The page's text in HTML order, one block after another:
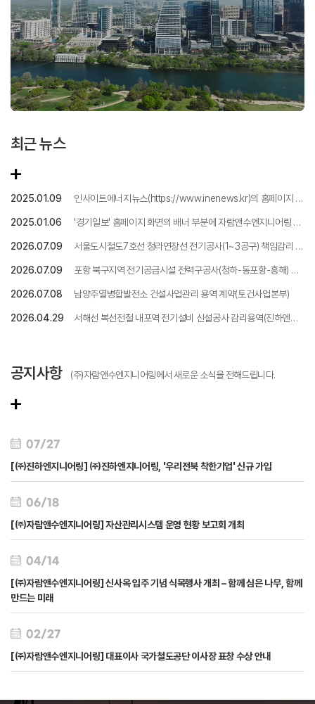
최근 뉴스
2025.01.09
인사이트에너지뉴스(https://www.inenews.kr)의 홈페이지 우
2025.01.06
'경기일보' 홈페이지 화면의 배너 부분에 자람앤수엔지니어링 광
2026.07.09
서울도시철도7호선 청라연장선 전기공사(1~3공구) 책임감리 용
2026.07.09
포항 북구지역 전기공급시설 전력구공사(청하-동포항-흥해) 건
2026.07.08
남양주열병합발전소 건설사업관리 용역 계약(토건사업본부)
2026.04.29
서해선 복선전철 내포역 전기설비 신설공사 감리용역(진하엔지
공지사항 (주)자람앤수엔지니어링에서 새로운 소식을 전해드립니다.
07/27
[㈜진하엔지니어링] ㈜진하엔지니어링, '우리전북 착한기업' 신규 가입
06/18
[㈜자람앤수엔지니어링] 자산관리시스템 운영 현황 보고회 개최
04/14
[㈜자람앤수엔지니어링] 신사옥 입주 기념 식목행사 개최 – 함께 심은 나무, 함께
만드는 미래
02/27
[㈜자람앤수엔지니어링] 대표이사 국가철도공단 이사장 표창 수상 안내